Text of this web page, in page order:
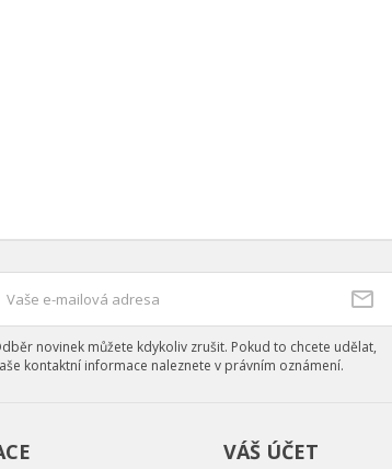
novinek můžete kdykoliv zrušit. Pokud to chcete udělat,
kontaktní informace naleznete v právním oznámení.
VÁŠ ÚČET